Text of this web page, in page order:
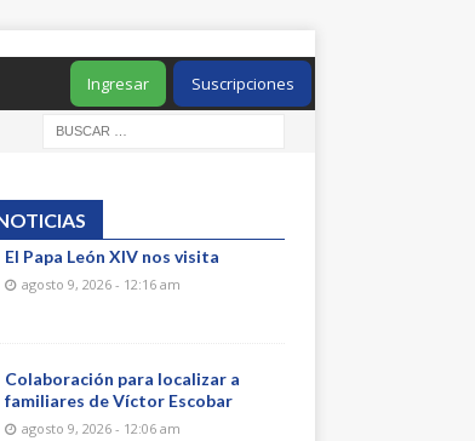
Suscripciones
Ingresar
El Papa León XIV nos visita
agosto 9, 2026 - 12:16 am
Colaboración para localizar a
familiares de Víctor Escobar
agosto 9, 2026 - 12:06 am